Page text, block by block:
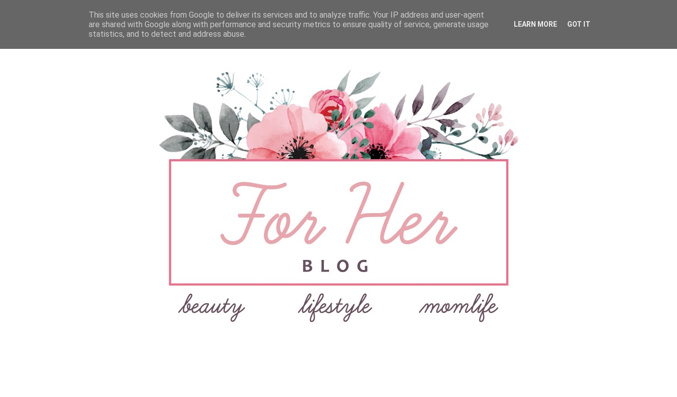
TERMÉKTESZTEK BŐRÁPOLÁS ÉLETMÓD BABA SZEMÉLYES VIDEÓ
This site uses cookies from Google to deliver its services and to analyze traffic. Your IP address and user-agent
are shared with Google along with performance and security metrics to ensure quality of service, generate usage
statistics, and to detect and address abuse.
LEARN MORE GOT IT